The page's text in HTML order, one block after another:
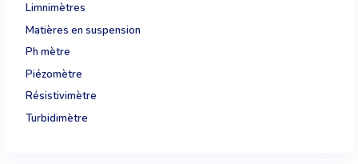
Limnimètres
Matières en suspension
Ph mètre
Piézomètre
Résistivimètre
Turbidimètre